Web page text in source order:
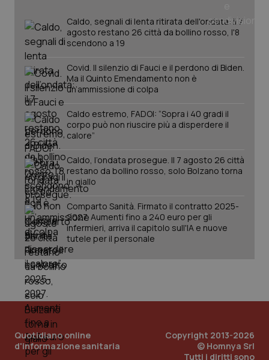
Caldo, segnali di lenta ritirata dell'ondata: il 7
agosto restano 26 città da bollino rosso, l'8
scendono a 19
Covid. Il silenzio di Fauci e il perdono di Biden.
Ma il Quinto Emendamento non è
un’ammissione di colpa
Caldo estremo, FADOI: “Sopra i 40 gradi il
corpo può non riuscire più a disperdere il
calore”
Caldo, l’ondata prosegue. Il 7 agosto 26 città
restano da bollino rosso, solo Bolzano torna
in giallo
Comparto Sanità. Firmato il contratto 2025-
2027. Aumenti fino a 240 euro per gli
infermieri, arriva il capitolo sull'IA e nuove
tutele per il personale
Quotidiano online
d'informazione sanitaria
Copyright 2013-2026
© Homnya Srl
Tutti i diritti sono
.quotidianosanita.it
PHP.net